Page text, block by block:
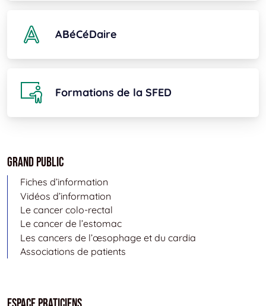
ABéCéDaire
Formations de la SFED
Grand public
Fiches d’information
Vidéos d’information
Le cancer colo-rectal
Le cancer de l’estomac
Les cancers de l’œsophage et du cardia
Associations de patients